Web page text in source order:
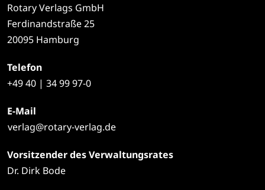
Rotary Verlags GmbH
Ferdinandstraße 25
20095 Hamburg
Telefon
+4940 | 34 99 97-0
E-Mail
verlag@rotary-verlag.de
Vorsitzender des Verwaltungsrates
Dr. Dirk Bode